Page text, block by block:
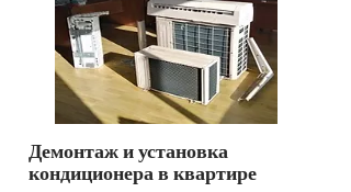
Демонтаж и установка
кондиционера в квартире